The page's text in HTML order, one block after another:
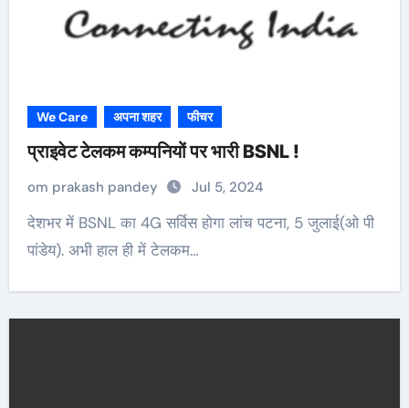
We Care अपना शहर फीचर
प्राइवेट टेलकम कम्पनियों पर भारी BSNL !
om prakash pandey Jul 5, 2024
देशभर में BSNL का 4G सर्विस होगा लांच पटना, 5 जुलाई(ओ पी
पांडेय). अभी हाल ही में टेलकम…